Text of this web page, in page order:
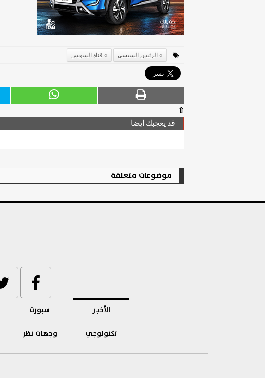
الرئيس السيسي قناة السويس
⇧
قد يعجبك ايضا
موضوعات متعلقة
الأخبار سبورت
تكنولوجي وجهات نظر